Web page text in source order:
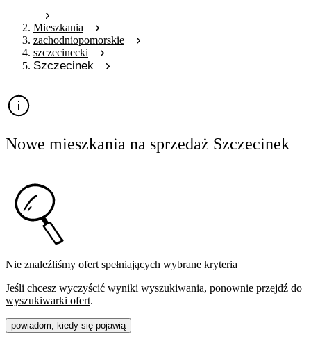
Mieszkania
zachodniopomorskie
szczecinecki
Szczecinek
Nowe mieszkania na sprzedaż Szczecinek
Nie znaleźliśmy ofert spełniających wybrane kryteria
Jeśli chcesz wyczyścić wyniki wyszukiwania, ponownie przejdź do
wyszukiwarki ofert.
powiadom, kiedy się pojawią